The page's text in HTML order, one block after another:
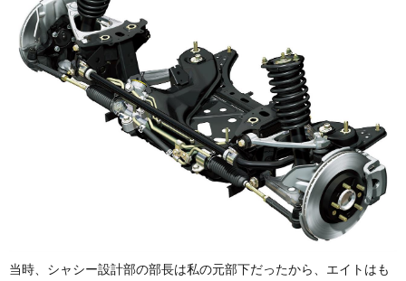
当時、シャシー設計部の部長は私の元部下だったから、エイトはも